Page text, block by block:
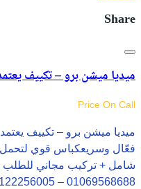
Share
ميديا ميشن برو – تكييف
Price On Call
ميديا ميشن برو – تكييف